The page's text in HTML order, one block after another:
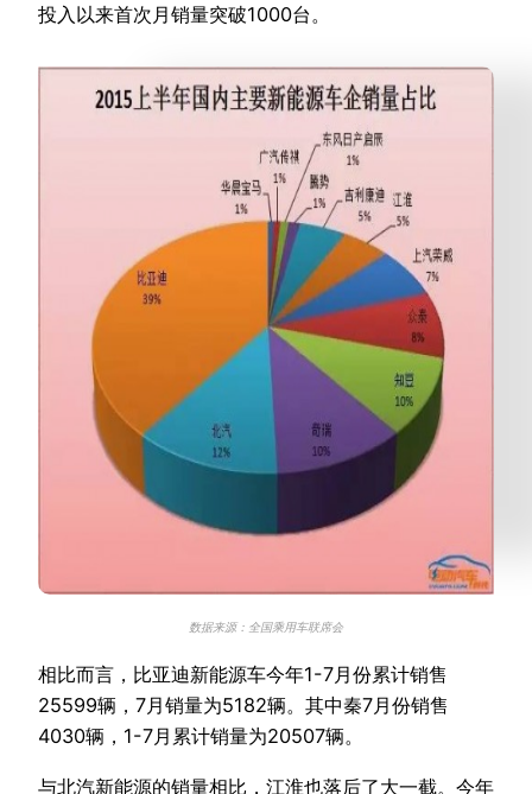
投入以来首次月销量突破1000台。
数据来源：全国乘用车联席会
相比而言，比亚迪新能源车今年1-7月份累计销售
25599辆，7月销量为5182辆。其中秦7月份销售
4030辆，1-7月累计销量为20507辆。
与北汽新能源的销量相比，江淮也落后了大一截。今年